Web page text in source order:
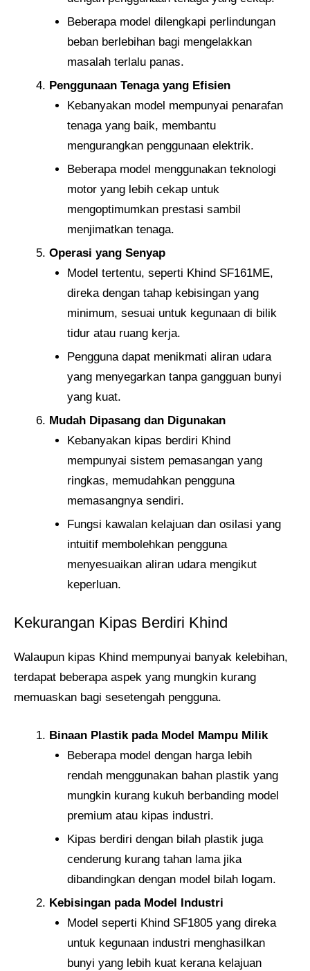
Beberapa model dilengkapi perlindungan
beban berlebihan bagi mengelakkan
masalah terlalu panas.
Penggunaan Tenaga yang Efisien
Kebanyakan model mempunyai penarafan
tenaga yang baik, membantu
mengurangkan penggunaan elektrik.
Beberapa model menggunakan teknologi
motor yang lebih cekap untuk
mengoptimumkan prestasi sambil
menjimatkan tenaga.
Operasi yang Senyap
Model tertentu, seperti Khind SF161ME,
direka dengan tahap kebisingan yang
minimum, sesuai untuk kegunaan di bilik
tidur atau ruang kerja.
Pengguna dapat menikmati aliran udara
yang menyegarkan tanpa gangguan bunyi
yang kuat.
Mudah Dipasang dan Digunakan
Kebanyakan kipas berdiri Khind
mempunyai sistem pemasangan yang
ringkas, memudahkan pengguna
memasangnya sendiri.
Fungsi kawalan kelajuan dan osilasi yang
intuitif membolehkan pengguna
menyesuaikan aliran udara mengikut
keperluan.
Kekurangan Kipas Berdiri Khind
Walaupun kipas Khind mempunyai banyak kelebihan,
terdapat beberapa aspek yang mungkin kurang
memuaskan bagi sesetengah pengguna.
Binaan Plastik pada Model Mampu Milik
Beberapa model dengan harga lebih
rendah menggunakan bahan plastik yang
mungkin kurang kukuh berbanding model
premium atau kipas industri.
Kipas berdiri dengan bilah plastik juga
cenderung kurang tahan lama jika
dibandingkan dengan model bilah logam.
Kebisingan pada Model Industri
Model seperti Khind SF1805 yang direka
untuk kegunaan industri menghasilkan
bunyi yang lebih kuat kerana kelajuan